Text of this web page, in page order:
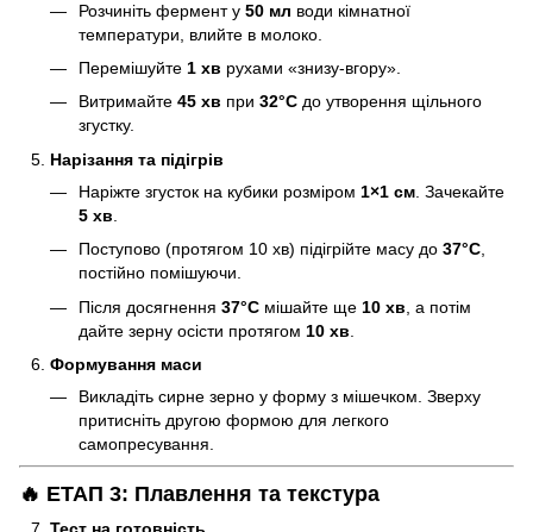
Розчиніть фермент у 50 мл води кімнатної
температури, влийте в молоко.
Перемішуйте 1 хв рухами «знизу-вгору».
Витримайте 45 хв при 32°C до утворення щільного
згустку.
Нарізання та підігрів
Наріжте згусток на кубики розміром 1×1 см . Зачекайте
5 хв
Поступово (протягом 10 хв) підігрійте масу до 37°C
постійно помішуючи.
Після досягнення 37°C мішайте ще 10 хв , а потім
дайте зерну осісти протягом 10 хв
Формування маси
Викладіть сирне зерно у форму з мішечком. Зверху
притисніть другою формою для легкого
самопресування.
🔥 ЕТАП 3: Плавлення та текстура